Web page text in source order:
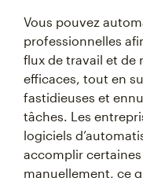
Vous pouvez
professionnelles
flux de travail et de
efficaces, tout en
fastidieuses et
tâches. Les
logiciels
accomplir
manuellement, ce